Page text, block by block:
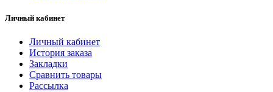
Личный кабинет
Личный кабинет
История заказа
Закладки
Сравнить товары
Рассылка